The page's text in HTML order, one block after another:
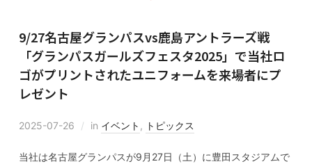
9/27名古屋グランパスvs鹿島アントラーズ戦
「グランパスガールズフェスタ2025」で当社ロ
ゴがプリントされたユニフォームを来場者にプ
レゼント
2025-07-26 in イベント , トピックス
当社は名古屋グランパスが9月27日（土）に豊田スタジアムで